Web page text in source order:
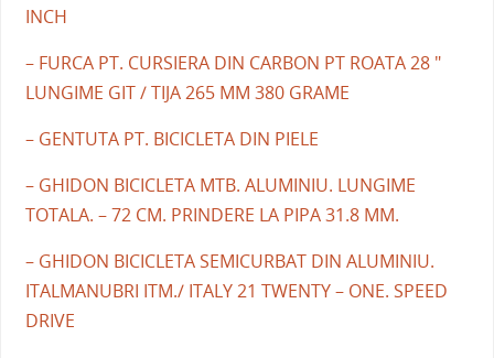
INCH
– FURCA PT. CURSIERA DIN CARBON PT ROATA 28 "
LUNGIME GIT / TIJA 265 MM 380 GRAME
– GENTUTA PT. BICICLETA DIN PIELE
– GHIDON BICICLETA MTB. ALUMINIU. LUNGIME
TOTALA. – 72 CM. PRINDERE LA PIPA 31.8 MM.
– GHIDON BICICLETA SEMICURBAT DIN ALUMINIU.
ITALMANUBRI ITM./ ITALY 21 TWENTY – ONE. SPEED
DRIVE